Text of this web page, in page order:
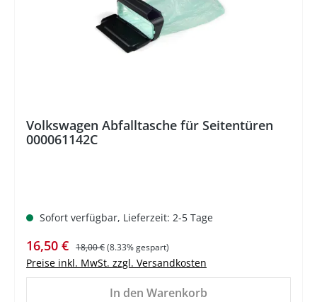
Volkswagen Abfalltasche für Seitentüren
000061142C
Sofort verfügbar, Lieferzeit: 2-5 Tage
Verkaufspreis:
16,50 € Regulärer Preis:
18,00 €(8.33% gespart)
Preise inkl. MwSt. zzgl. Versandkosten
In den Warenkorb